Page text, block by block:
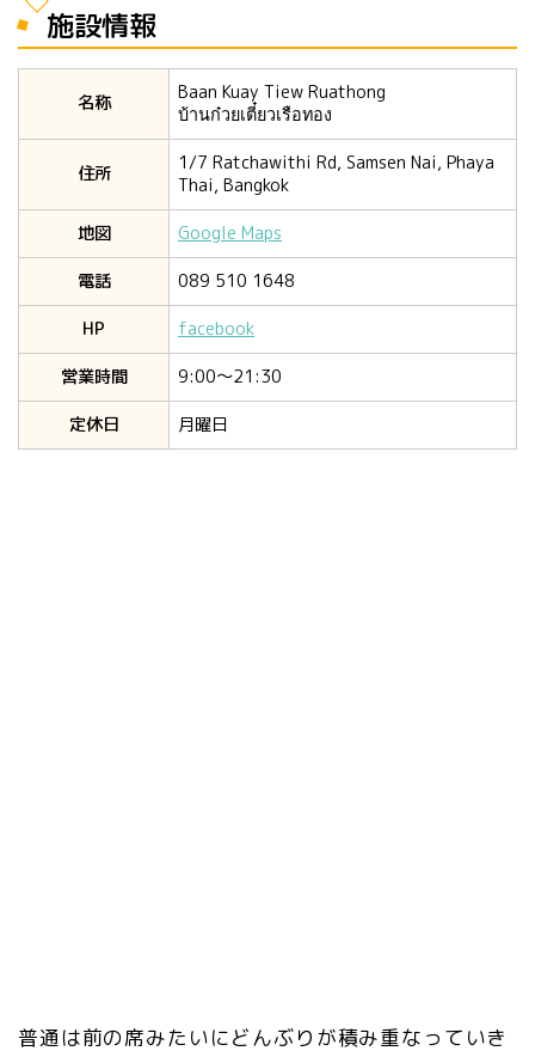
施設情報
名称
Baan Kuay Tiew Ruathong
บ้านก๋วยเตี๋ยวเรือทอง
住所
1/7 Ratchawithi Rd, Samsen Nai, Phaya
Thai, Bangkok
地図
Google Maps
電話
089 510 1648
HP
facebook
営業時間
9:00〜21:30
定休日
月曜日
普通は前の席みたいにどんぶりが積み重なっていき